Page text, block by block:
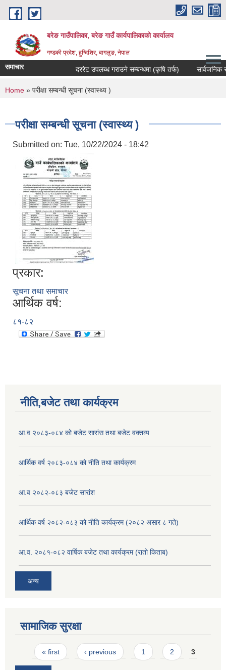
Skip to main content
बरेङ गाउँपालिका, बरेङ गाउँ कार्यपालिकाको कार्यालय
गण्डकी प्रदेश, हुग्दिशिर, बागलुङ, नेपाल
समाचार दररेट उपलब्ध गराउने सम्बन्धमा (कृषि तर्फ) सार्वजनिक
You are here
Home » परीक्षा सम्बन्धी सूचना (स्वास्थ्य )
परीक्षा सम्बन्धी सूचना (स्वास्थ्य )
Submitted on: Tue, 10/22/2024 - 18:42
प्रकार:
सूचना तथा समाचार
आर्थिक वर्ष:
८१-८२
नीति,बजेट तथा कार्यक्रम
आ.व २०८३-०८४ को बजेट सारांस तथा बजेट वक्तव्य
आर्थिक वर्ष २०८३-०८४ को नीति तथा कार्यक्रम
आ.व २०८२-०८३ बजेट सारांश
आर्थिक वर्ष २०८२-०८३ को नीति कार्यक्रम (२०८२ असार ८ गते)
आ.व. २०८१-०८२ वार्षिक बजेट तथा कार्यक्रम (रातो किताब)
अन्य
सामाजिक सुरक्षा
Pages
« first ‹ previous 1 2 3